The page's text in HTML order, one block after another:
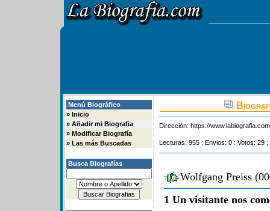
Menú Biográfico
» Inicio
» Añadir mi Biografia
» Modificar Biografía
» Las más Buscadas
Busca Biografías
Dirección: https://
Lecturas: 955 : Envios: 0 : Votos: 29
Wolfgang Preiss
1 Un visitante nos